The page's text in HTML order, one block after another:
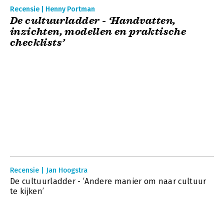
Recensie | Henny Portman
De cultuurladder - ‘Handvatten,
inzichten, modellen en praktische
checklists’
Recensie | Jan Hoogstra
De cultuurladder - ‘Andere manier om naar cultuur
te kijken’